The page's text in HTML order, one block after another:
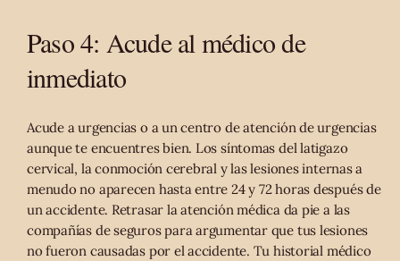
Paso 4: Acude al médico de
inmediato
Acude a urgencias o a un centro de atención de urgencias
aunque te encuentres bien. Los síntomas del latigazo
cervical, la conmoción cerebral y las lesiones internas a
menudo no aparecen hasta entre 24 y 72 horas después de
un accidente. Retrasar la atención médica da pie a las
compañías de seguros para argumentar que tus lesiones
no fueron causadas por el accidente. Tu historial médico